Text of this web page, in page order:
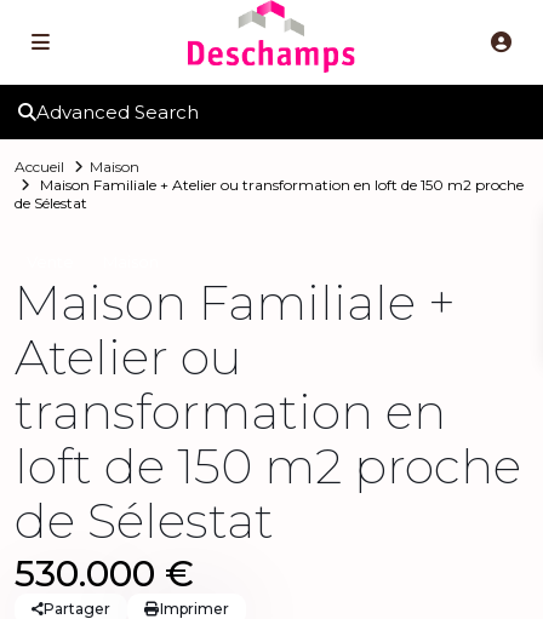
Advanced Search
Accueil
Maison
Maison Familiale + Atelier ou transformation en loft de 150 m2 proche
de Sélestat
Maison Familiale +
Atelier ou
transformation en
loft de 150 m2 proche
de Sélestat
530.000 €
Partager Imprimer